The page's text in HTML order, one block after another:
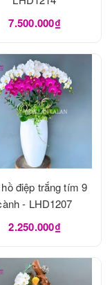
7.500.000₫
điệp trắng tím 9
- LHD1207
2.250.000₫